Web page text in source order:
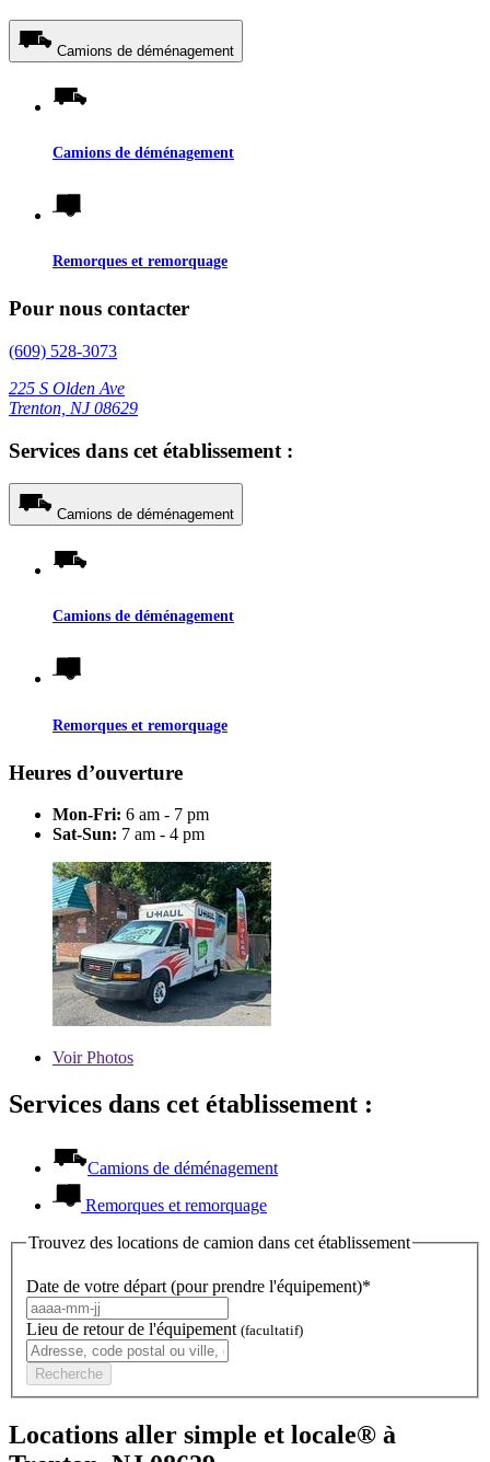
Camions de déménagement
Camions de déménagement
Remorques et remorquage
Pour nous contacter
(609) 528-3073
225 S Olden Ave
Trenton, NJ 08629
Services dans cet établissement :
Camions de déménagement
Camions de déménagement
Remorques et remorquage
Heures d’ouverture
Mon-Fri: 6 am - 7 pm
Sat-Sun: 7 am - 4 pm
VoirPhotos
Services dans cet établissement :
Camions de déménagement
Remorques et remorquage
Trouvez des locations de camion dans cet établissement
Date de votre départ (pour prendre l'équipement)*
Lieu de retour de l'équipement (facultatif)
Recherche
Locations aller simple et locale® à